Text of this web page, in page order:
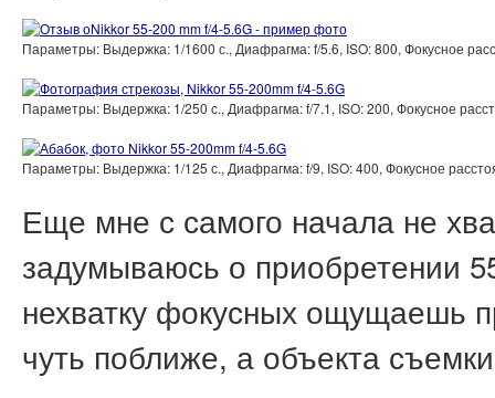
Параметры: Выдержка: 1/1600 с., Диафрагма: f/5.6, ISO: 800, Фокусное
Параметры: Выдержка: 1/250 с., Диафрагма: f/7.1, ISO: 200, Фокусное
Параметры: Выдержка: 1/125 с., Диафрагма: f/9, ISO: 400, Фокусное
Еще мне с самого начала не
задумываюсь о приобретении
нехватку фокусных ощущаешь
чуть поближе, а объекта